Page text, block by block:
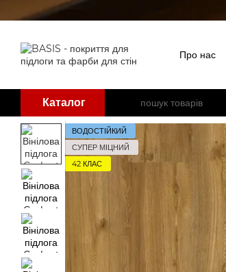
Перейти до основного контенту
Про нас
Каталог
ВОДОСТІЙКИЙ
СУПЕР МІЦНИЙ
42 КЛАС